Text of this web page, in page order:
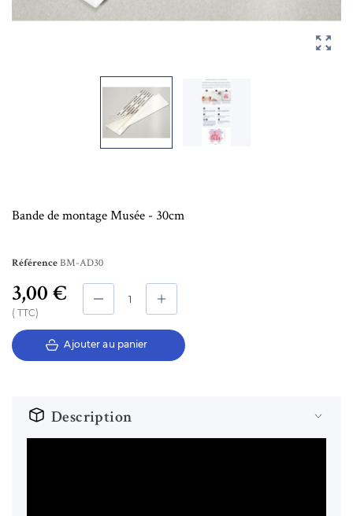

Bande de montage Musée - 30cm
Référence BM-AD30
3,00 €
TTC
Ajouter au panier
Description